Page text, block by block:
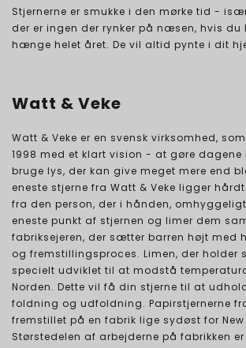
Stjernerne er smukke i den mørke tid -
der er ingen der rynker på næsen, hvis du
hænge helet året. De vil altid pynte i dit
Watt & Veke
Watt & Veke er en svensk virksomhed,
1998 med et klart vision - at gøre dagene
bruge lys, der kan give meget mere end
eneste stjerne fra Watt & Veke ligger
fra den person, der i hånden,
eneste punkt af stjernen og limer dem
fabriksejeren, der sætter barren højt med
og fremstillingsproces. Limen, der holder
specielt udviklet til at modstå
Norden. Dette vil få din stjerne til at
foldning og udfoldning. Papirstjernerne
fremstillet på en fabrik lige sydøst for New
Størstedelen af arbejderne på fabrikken